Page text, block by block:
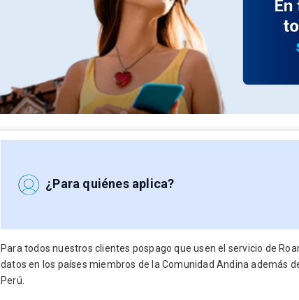
¿Para quiénes aplica?
Para todos nuestros clientes pospago que usen el servicio de
datos en los países miembros de la Comunidad Andina además
Perú.